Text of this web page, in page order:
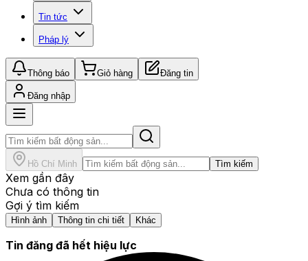
Tin tức
Pháp lý
Thông báo Giỏ hàng Đăng tin
Đăng nhập
Hồ Chí Minh Tìm kiếm
Xem gần đây
Chưa có thông tin
Gợi ý tìm kiếm
Hình ảnh Thông tin chi tiết Khác
Tin đăng đã hết hiệu lực